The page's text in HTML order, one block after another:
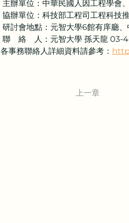
主辦單位：中華民國人因工程學會
協辦單位：科技部工程司工程科技
研討會地點：元智大學6館有庠廳
聯　絡　人：元智大學 孫天龍
各事務聯絡人詳細資料請參考：
上一章